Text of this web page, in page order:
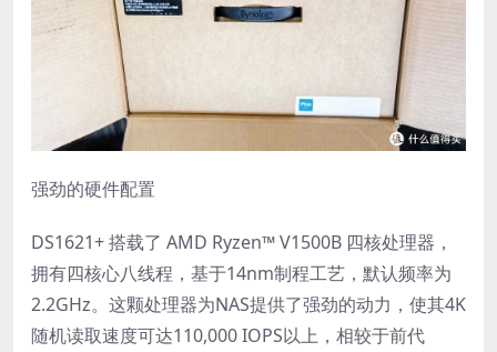
强劲的硬件配置
DS1621+ 搭载了 AMD Ryzen™ V1500B 四核处理器，
拥有四核心八线程，基于14nm制程工艺，默认频率为
2.2GHz。这颗处理器为NAS提供了强劲的动力，使其4K
随机读取速度可达110,000 IOPS以上，相较于前代